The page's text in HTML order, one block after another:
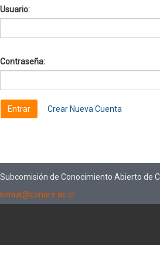
Usuario:
Contraseña:
Crear Nueva Cuenta
Subcomisión de Conocimiento Abierto de
kimuk@conare.ac.cr